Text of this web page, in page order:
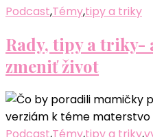
Podcast,Témy,tipy a triky
Rady, tipy a triky-
zmeniť život